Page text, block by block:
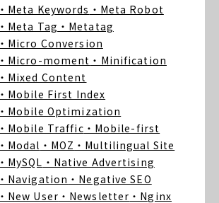
・Meta Keywords ・Meta Robot
・Meta Tag ・Metatag
・Micro Conversion
・Micro-moment ・Minification
・Mixed Content
・Mobile First Index
・Mobile Optimization
・Mobile Traffic ・Mobile-first
・Modal ・MOZ ・Multilingual Site
・MySQL ・Native Advertising
・Navigation ・Negative SEO
・New User ・Newsletter ・Nginx